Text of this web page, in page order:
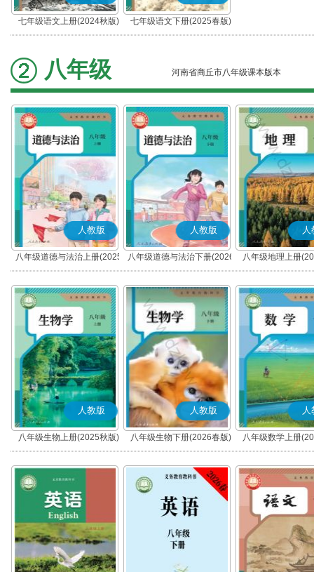
七年级语文上册(2024秋版)
(部编版)
七年级语文下册(2025春版)
(部编版)
八年级 河南省商丘市八年级课本版本
人教版
八年级道德与法治上册(2025
秋版)(部编版)
人教版
八年级道德与法治下册(2026
春版)(部编版)
人
八年级地理上册
人教版
八年级生物上册(2025秋版)
人教版
八年级生物下册(2026春版)
人
八年级数学上册